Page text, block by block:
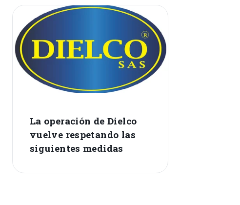
La operación de Dielco
vuelve respetando las
siguientes medidas